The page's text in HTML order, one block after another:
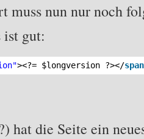
muss nun nur noch
ist gut:
><?= $longversion ?></span
hat die Seite ein